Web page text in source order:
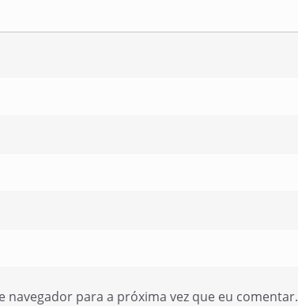
navegador para a próxima vez que eu comentar.